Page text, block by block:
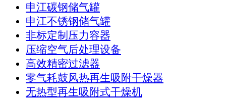
申江碳钢储气罐
申江不锈钢储气罐
非标定制压力容器
压缩空气后处理设备
高效精密过滤器
零气耗鼓风热再生吸附干燥器
无热型再生吸附式干燥机